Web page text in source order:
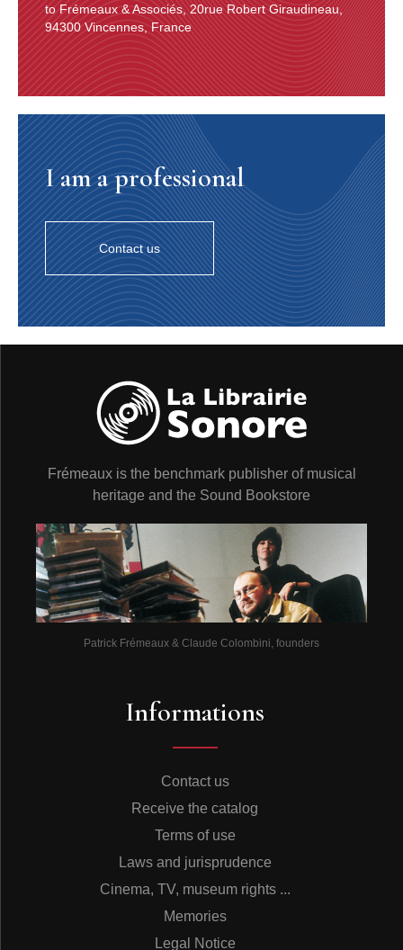
to Frémeaux & Associés, 20rue Robert Giraudineau,
94300 Vincennes, France
I am a professional
Contact us
Frémeaux is the benchmark publisher of musical
heritage and the Sound Bookstore
Patrick Frémeaux & Claude Colombini, founders
Informations
Contact us
Receive the catalog
Terms of use
Laws and jurisprudence
Cinema, TV, museum rights ...
Memories
Legal Notice